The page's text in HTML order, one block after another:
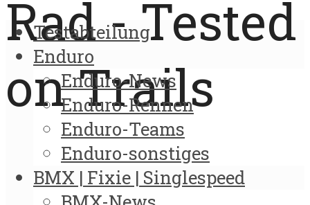
Rad - Tested
on Trails
Testabteilung
Enduro
Enduro-News
Enduro-Rennen
Enduro-Teams
Enduro-sonstiges
BMX | Fixie | Singlespeed